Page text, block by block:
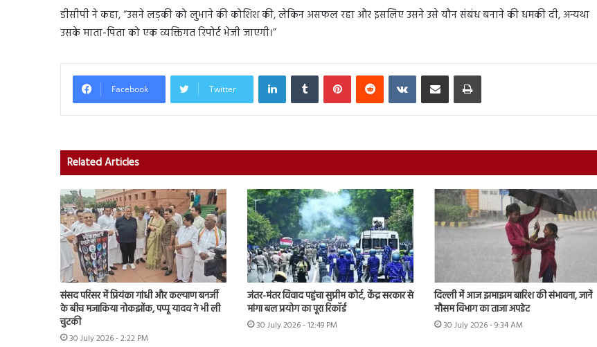
डीसीपी ने कहा, “उसने लड़की को लुभाने की कोशिश की, लेकिन असफल रहा और इसलिए उसने उसे यौन संबंध बनाने की धमकी दी, अन्यथा
उसके माता-पिता को एक व्यक्तिगत रिपोर्ट भेजी जाएगी।”
Facebook Twitter
LinkedInTumblr PinterestReddit VKontakteShare via Email Print
Related Articles
संसद परिसर में प्रियंका गांधी और कल्याण बनर्जी
के बीच मजाकिया नोकझोंक, पप्पू यादव ने भी ली
चुटकी
30 July 2026 - 2:22 PM
जंतर-मंतर विवाद पहुंचा सुप्रीम कोर्ट, केंद्र सरकार से
मांगा बल प्रयोग का पूरा रिकॉर्ड
30 July 2026 - 12:49 PM
दिल्ली में आज झमाझम बारिश की संभावना, जानें
मौसम विभाग का ताजा अपडेट
30 July 2026 - 9:34 AM